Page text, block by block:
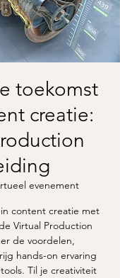
toekomst
creatie:
evenement
content creatie met
Virtual Production
de voordelen,
hands-on ervaring
Til je creativiteit